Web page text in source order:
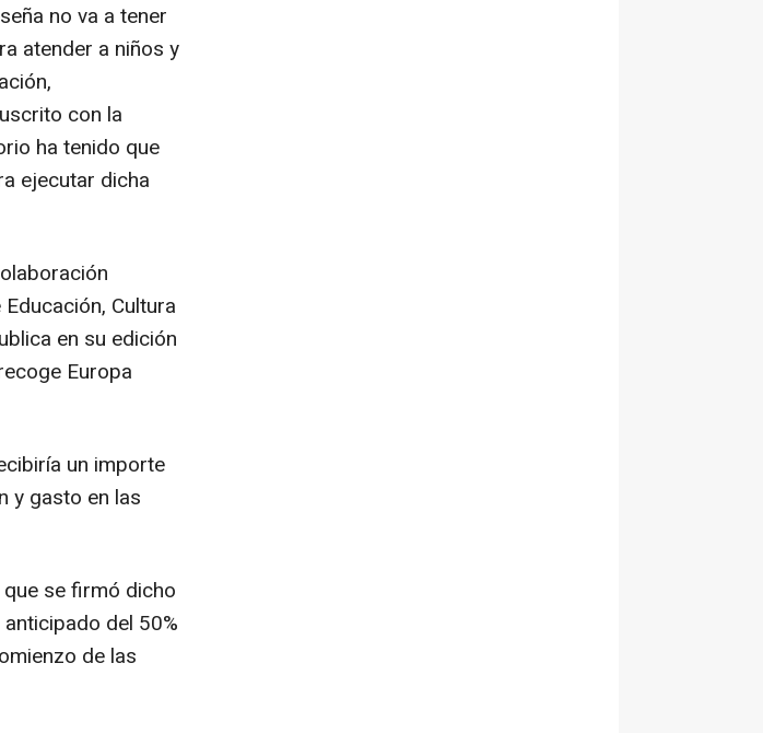
no va a tener
atender a niños y
con la
ha tenido que
ejecutar dicha
Cultura
en su edición
Europa
un importe
y gasto en las
se firmó dicho
del 50%
de las